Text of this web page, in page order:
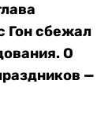
Гон сбежал
О
—